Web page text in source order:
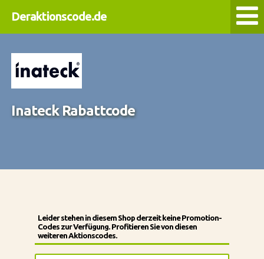
Deraktionscode.de
Inateck Rabattcode
Leider stehen in diesem Shop derzeit keine Promotion-
Codes zur Verfügung. Profitieren Sie von diesen
weiteren Aktionscodes.